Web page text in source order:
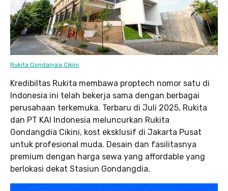
Rukita Gondangia Cikini
Kredibiltas Rukita membawa proptech nomor satu di
Indonesia ini telah bekerja sama dengan berbagai
perusahaan terkemuka. Terbaru di Juli 2025, Rukita
dan PT KAI Indonesia meluncurkan Rukita
Gondangdia Cikini, kost eksklusif di Jakarta Pusat
untuk profesional muda. Desain dan fasilitasnya
premium dengan harga sewa yang affordable yang
berlokasi dekat Stasiun Gondangdia.